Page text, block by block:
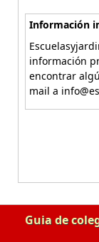
Información
información
encontrar
mail a
Guia de